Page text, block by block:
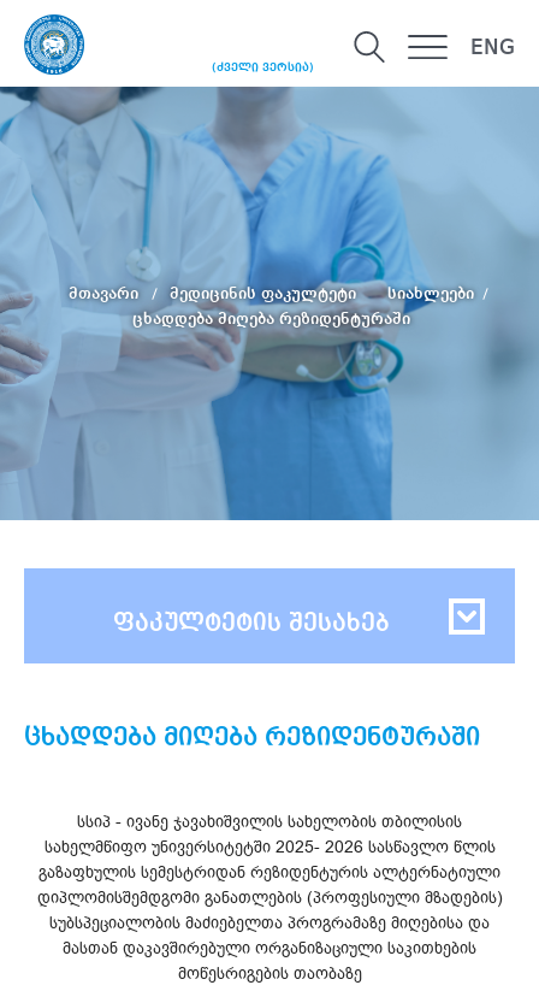
(ძველი ვერსია)
ENG
მთავარი მედიცინის ფაკულტეტი
სიახლეები
ცხადდება მიღება რეზიდენტურაში
ფაკულტეტის შესახებ
ცხადდება მიღება რეზიდენტურაში
სსიპ - ივანე ჯავახიშვილის სახელობის თბილისის
სახელმწიფო უნივერსიტეტში 2025- 2026 სასწავლო წლის
გაზაფხულის სემესტრიდან რეზიდენტურის ალტერნატიული
დიპლომისშემდგომი განათლების (პროფესიული მზადების)
სუბსპეციალობის მაძიებელთა პროგრამაზე მიღებისა და
მასთან დაკავშირებული ორგანიზაციული საკითხების
მოწესრიგების თაობაზე